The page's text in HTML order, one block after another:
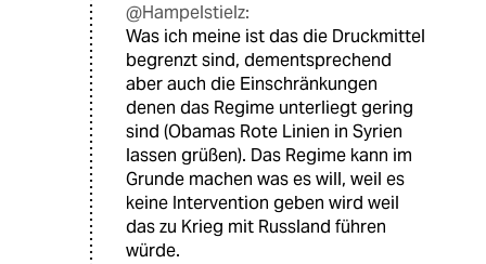
@Hampelstielz:
Was ich meine ist das die Druckmittel
begrenzt sind, dementsprechend
aber auch die Einschränkungen
denen das Regime unterliegt gering
sind (Obamas Rote Linien in Syrien
lassen grüßen). Das Regime kann im
Grunde machen was es will, weil es
keine Intervention geben wird weil
das zu Krieg mit Russland führen
würde.